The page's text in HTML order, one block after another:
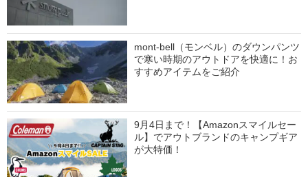
mont-bell（モンベル）のダウンパンツ
で寒い時期のアウトドアを快適に！お
すすめアイテムをご紹介
9月4日まで！【Amazonスマイルセー
ル】でアウトブランドのキャンプギア
が大特価！